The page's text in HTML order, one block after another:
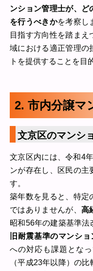
ンション管理士が、ど
を行うべきかを考察し
目指す方向性を踏ま
域における適正管理の
トを提供することを目
2. 市内分譲マ
文京区のマンシ
文京区内には、令和4
ンが存在し、区民の主
す。
築年数を見ると、特定
ではありませんが、 高
昭和56年の建築基準法
旧耐震基準のマンシ
への対応も課題とな
（平成23年以降）の